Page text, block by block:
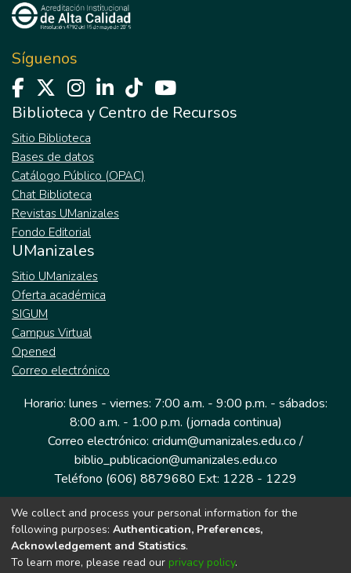
Síguenos
Biblioteca y Centro de Recursos
Sitio Biblioteca
Bases de datos
Catálogo Público (OPAC)
Chat Biblioteca
Revistas UManizales
Fondo Editorial
UManizales
Sitio UManizales
Oferta académica
SIGUM
Campus Virtual
Opened
Correo electrónico
Horario: lunes - viernes: 7:00 a.m. - 9:00 p.m. - sábados:
8:00 a.m. - 1:00 p.m. (jornada continua)
Correo electrónico: cridum@umanizales.edu.co /
biblio_publicacion@umanizales.edu.co
Teléfono (606) 8879680 Ext: 1228 - 1229
Dirección: Cra 9 a # 19-03 Edificio histórico, piso 1
Manizales, Caldas
Colombia.
We collect and process your personal information for the
following purposes: Authentication, Preferences,
Acknowledgement and Statistics.
To learn more, please read our privacy policy.